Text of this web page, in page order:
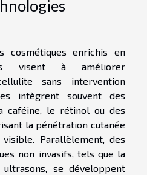
cosmétiques enrichis en
visent à améliorer
sans intervention
intègrent souvent des
caféine, le rétinol ou des
la pénétration cutanée
Parallèlement, des
non invasifs, tels que la
se développent